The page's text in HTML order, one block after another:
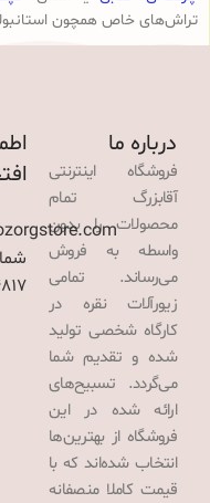
تراش‌های خاص همچون
درباره ما
فروشگاه اینترنتی
آقابزرگ تمام
محصولات را بدون
واسطه به فروش
می‌رساند. تمامی
زیورآلات نقره در
کارگاه شخصی تولید
شده و تقدیم شما
می‌گردد. تسبیح‌های
ارائه شده در این
فروشگاه از بهترین‌ها
انتخاب شده‌اند که با
قیمت کاملا منصفانه